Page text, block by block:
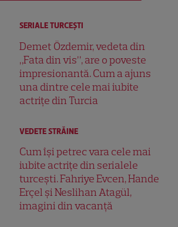
SERIALE TURCEŞTI
Demet Özdemir, vedeta din
„Fata din vis”, are o poveste
impresionantă. Cum a ajuns
una dintre cele mai iubite
actrițe din Turcia
VEDETE STRĂINE
Cum își petrec vara cele mai
iubite actrițe din serialele
turcești. Fahriye Evcen, Hande
Erçel și Neslihan Atagül,
imagini din vacanță